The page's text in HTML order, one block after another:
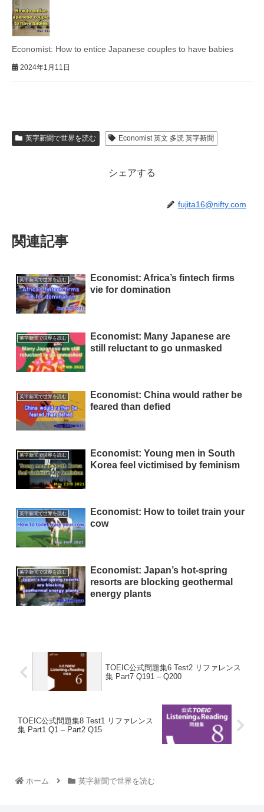
Economist: How to entice Japanese couples to have babies
2024年1月11日
英字新聞で世界を読む Economist 英文 多読 英字新聞
シェアする
fujita16@nifty.com
関連記事
英字新聞で世界を読む
Economist: Africa’s fintech firms
vie for domination
英字新聞で世界を読む
Economist: Many Japanese are
still reluctant to go unmasked
英字新聞で世界を読む
Economist: China would rather be
feared than defied
英字新聞で世界を読む
Economist: Young men in South
Korea feel victimised by feminism
英字新聞で世界を読む
Economist: How to toilet train your
cow
英字新聞で世界を読む
Economist: Japan’s hot-spring
resorts are blocking geothermal
energy plants
TOEIC公式問題集6 Test2 リファレンス
集 Part7 Q191 – Q200
TOEIC公式問題集8 Test1 リファレンス
集 Part1 Q1 – Part2 Q15
ホーム 英字新聞で世界を読む